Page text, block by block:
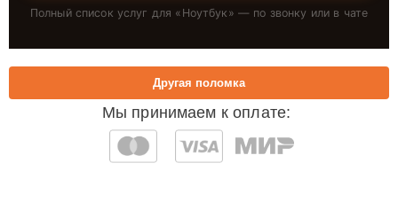
Полный список услуг для « Ноутбук » — по звонку или в чате
Мы принимаем к оплате:
Другая поломка